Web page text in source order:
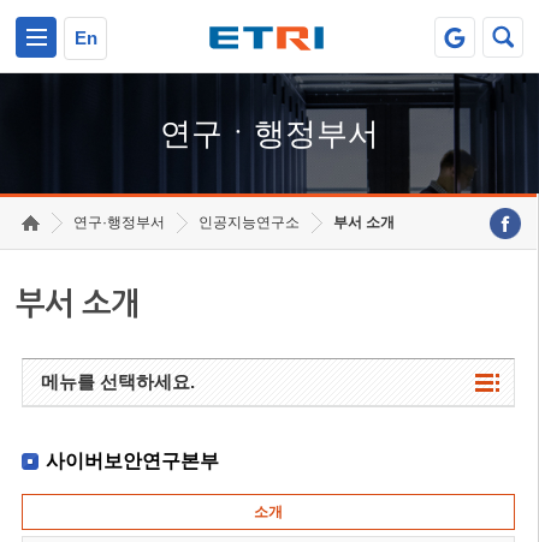
En
연구ㆍ행정부서
연구·행정부서 인공지능연구소 부서 소개
부서 소개
메뉴를 선택하세요.
사이버보안연구본부
소개